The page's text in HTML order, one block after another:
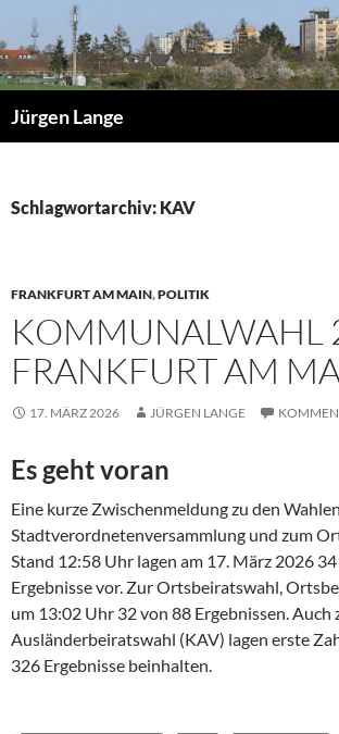
Inhalt
springen
Jürgen Lange
Schlagwortarchiv: KAV
FRANKFURT AM MAIN,POLITIK
KOMMUNALWAHL
FRANKFURT AM
17. MÄRZ 2026 JÜRGEN LANGE
Es geht voran
Eine kurze Zwischenmeldung zu den
Stadtverordnetenversammlung und zum
Stand 12:58 Uhr lagen am 17. März 2026
Ergebnisse vor. Zur Ortsbeiratswahl,
um 13:02 Uhr 32 von 88 Ergebnissen. Auch
Ausländerbeiratswahl (KAV) lagen erste
326 Ergebnisse beinhalten.